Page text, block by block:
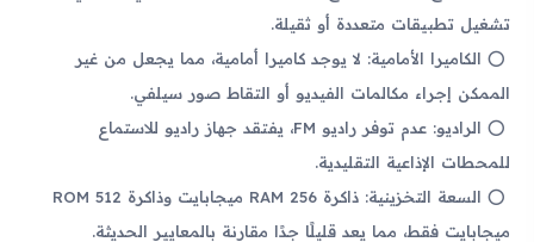
تشغيل تطبيقات متعددة أو ثقيلة.
الكاميرا الأمامية: لا يوجد كاميرا أمامية، مما يجعل من غير
الممكن إجراء مكالمات الفيديو أو التقاط صور سيلفي.
الراديو: عدم توفر راديو FM، يفتقد جهاز راديو للاستماع
للمحطات الإذاعية التقليدية.
السعة التخزينية: ذاكرة RAM 256 ميجابايت وذاكرة ROM 512
ميجابايت فقط، مما يعد قليلًا جدًا مقارنة بالمعايير الحديثة.